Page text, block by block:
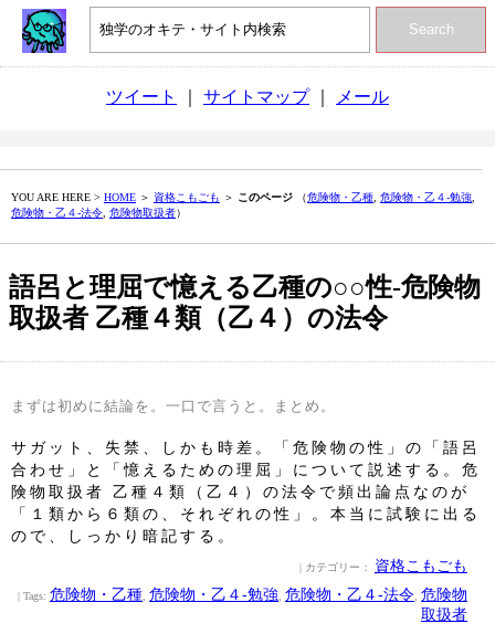
Search
ツイート サイトマップ｜ メール
YOU ARE HERE > HOME ＞ 資格こもごも ＞ このページ （危険物・乙種 危険物・乙４‐勉強
危険物・乙４‐法令 危険物取扱者）
語呂と理屈で憶える乙種の○○性‐危険物
取扱者 乙種４類（乙４）の法令
まずは初めに結論を。一口で言うと。まとめ。
サガット、失禁、しかも時差。「危険物の性」の「語呂
合わせ」と「憶えるための理屈」について説述する。危
険物取扱者 乙種４類（乙４）の法令で頻出論点なのが
「１類から６類の、それぞれの性」。本当に試験に出る
ので、しっかり暗記する。
| カテゴリー： 資格こもごも
| Tags: 危険物・乙種 危険物・乙４‐勉強 危険物・乙４‐法令 危険物
取扱者